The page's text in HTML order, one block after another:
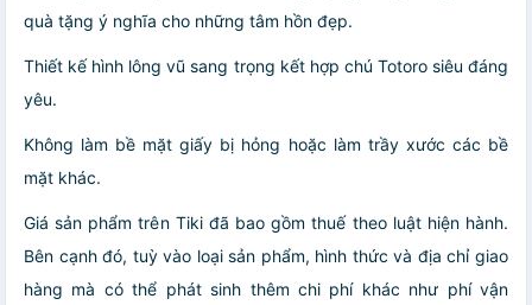
quà tặng ý nghĩa cho những tâm hồn đẹp.
Thiết kế hình lông vũ sang trọng kết hợp chú Totoro siêu đáng
yêu.
Không làm bề mặt giấy bị hỏng hoặc làm trầy xước các bề
mặt khác.
Giá sản phẩm trên Tiki đã bao gồm thuế theo luật hiện hành.
Bên cạnh đó, tuỳ vào loại sản phẩm, hình thức và địa chỉ giao
hàng mà có thể phát sinh thêm chi phí khác như phí vận